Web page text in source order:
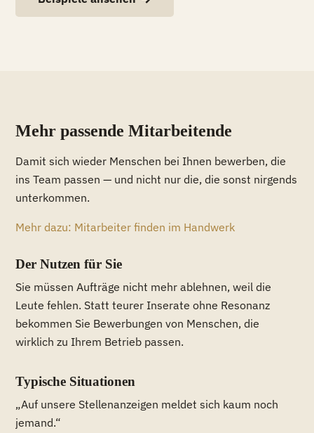
Mehr passende Mitarbeitende
Damit sich wieder Menschen bei Ihnen bewerben, die
ins Team passen — und nicht nur die, die sonst nirgends
unterkommen.
Mehr dazu: Mitarbeiter finden im Handwerk
Der Nutzen für Sie
Sie müssen Aufträge nicht mehr ablehnen, weil die
Leute fehlen. Statt teurer Inserate ohne Resonanz
bekommen Sie Bewerbungen von Menschen, die
wirklich zu Ihrem Betrieb passen.
Typische Situationen
„Auf unsere Stellenanzeigen meldet sich kaum noch
jemand.“